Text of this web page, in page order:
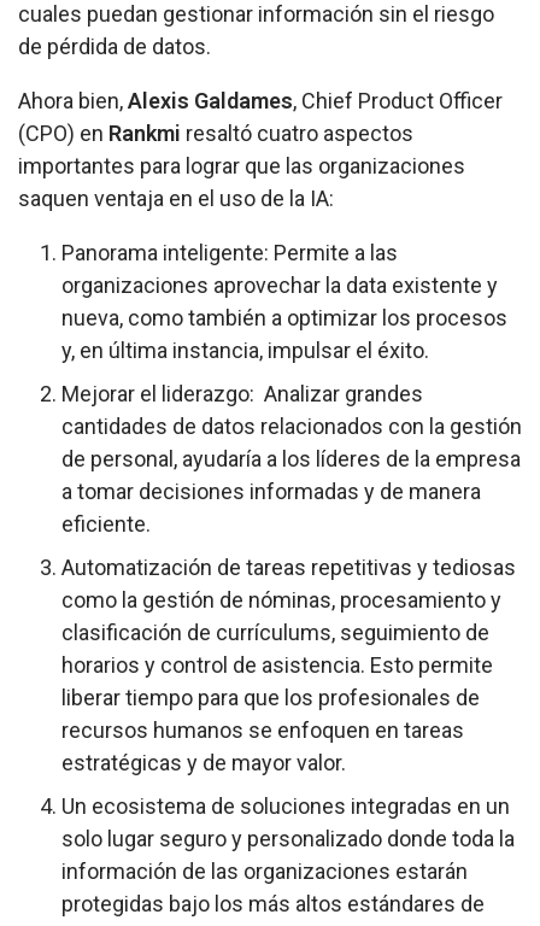
cuales puedan gestionar información sin el riesgo
de pérdida de datos.
Ahora bien,Alexis Galdames, Chief Product Officer
(CPO) en Rankmi resaltó cuatro aspectos
importantes para lograr que las organizaciones
saquen ventaja en el uso de la IA:
Panorama inteligente: Permite a las
organizaciones aprovechar la data existente y
nueva, como también a optimizar los procesos
y, en última instancia, impulsar el éxito.
Mejorar el liderazgo: Analizar grandes
cantidades de datos relacionados con la gestión
de personal, ayudaría a los líderes de la empresa
a tomar decisiones informadas y de manera
eficiente.
Automatización de tareas repetitivas y tediosas
como la gestión de nóminas, procesamiento y
clasificación de currículums, seguimiento de
horarios y control de asistencia. Esto permite
liberar tiempo para que los profesionales de
recursos humanos se enfoquen en tareas
estratégicas y de mayor valor.
Un ecosistema de soluciones integradas en un
solo lugar seguro y personalizado donde toda la
información de las organizaciones estarán
protegidas bajo los más altos estándares de